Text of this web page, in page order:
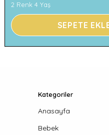
2 Renk 4 Yaş
SEPETE
Kategoriler
Anasayfa
Bebek